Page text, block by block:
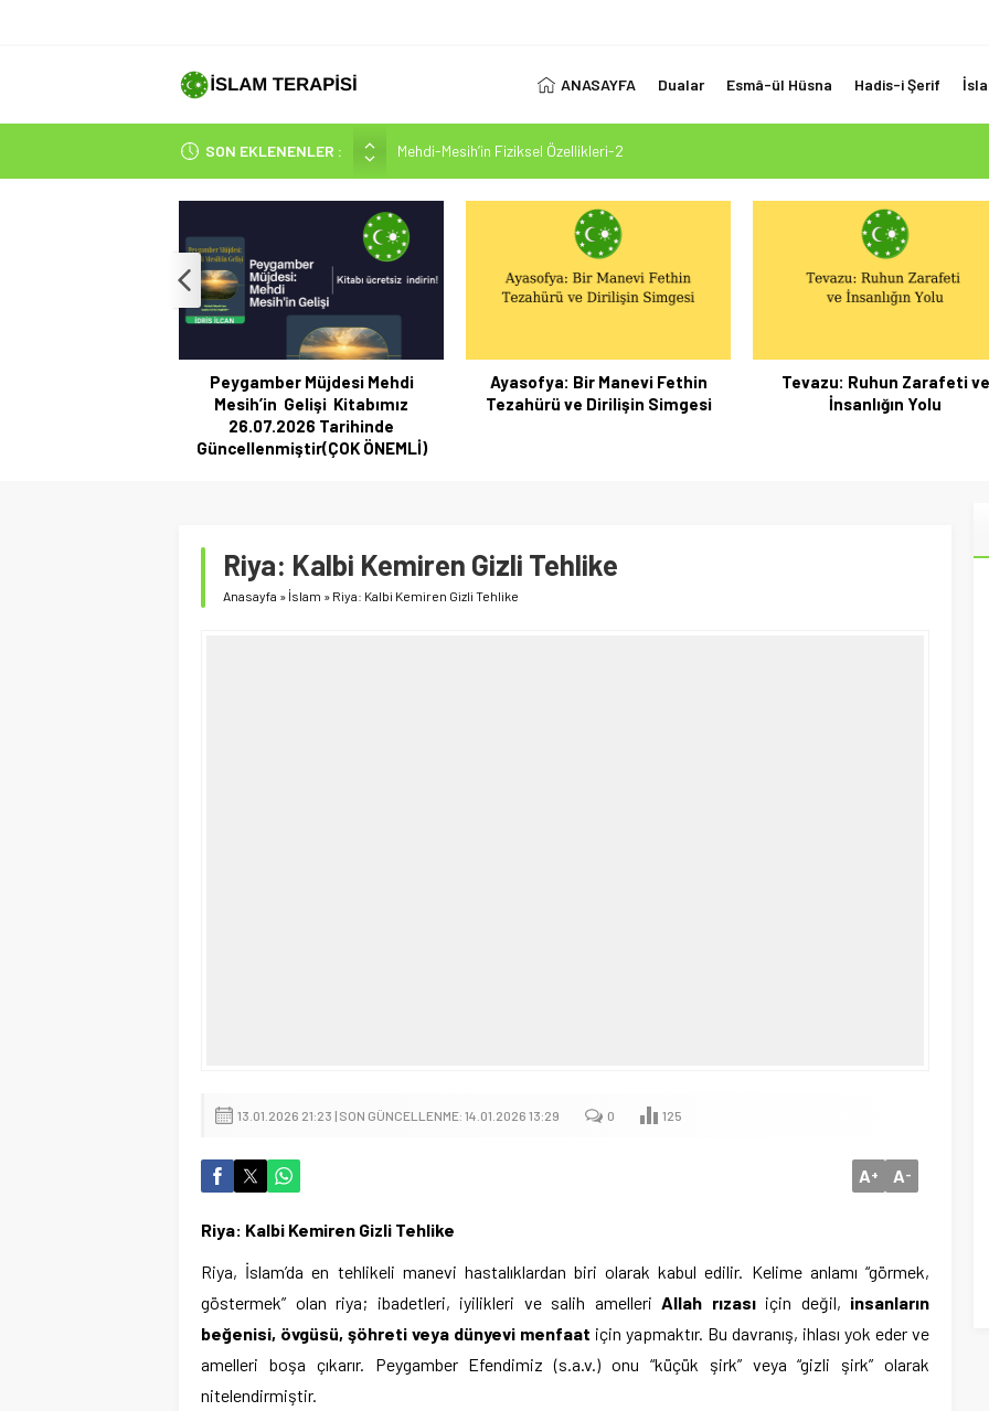
ANASAYFA Dualar Esmâ-ül Hüsna Hadis-i Şerif
SON EKLENENLER :
Mehdi-Mesih’in Fiziksel Özellikleri-2
Hakikatin Nihai Ölçüsü: Kur’an-ı Kerim’in Önceki Kitapları Tasdiki ve Tahrifleri Arındırması
İsrâ Sûresi(17) 1. Ayet’in 7 Dilde Yazılışı
SAKIN ÇOĞUNLUK SİZİ ALDATMASIN
Peygamber Müjdesi Mehdi
Mesih’in Gelişi Kitabımız
26.07.2026 Tarihinde
Güncellenmiştir(ÇOK ÖNEMLİ)
Ayasofya: Bir Manevi Fethin
Tezahürü ve Dirilişin Simgesi
Tevazu: Ruhun Zarafeti ve
İnsanlığın Yolu
Riya: Kalbi Kemiren Gizli Tehlike
Anasayfa » İslam » Riya: Kalbi Kemiren Gizli Tehlike
13.01.2026 21:23 | SON GÜNCELLENME: 14.01.2026 13:29 0 125
A+ A-
Riya: Kalbi Kemiren Gizli Tehlike
Riya, İslam’da en tehlikeli manevi hastalıklardan biri olarak kabul edilir. Kelime anlamı “görmek,
göstermek” olan riya; ibadetleri, iyilikleri ve salih amelleri Allah rızasıiçin değil, insanların
beğenisi, övgüsü, şöhreti veya dünyevi menfaat için yapmaktır. Bu davranış, ihlası yok eder ve
amelleri boşa çıkarır. Peygamber Efendimiz (s.a.v.) onu “küçük şirk” veya “gizli şirk” olarak
nitelendirmiştir.